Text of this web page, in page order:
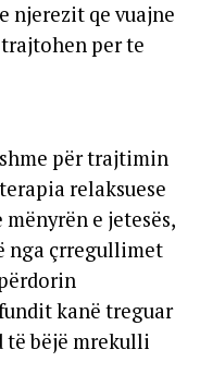
njerezit qe vuajne
per te
për trajtimin
relaksuese
e jetesës,
nga çrregullimet
kanë treguar
të bëjë mrekulli